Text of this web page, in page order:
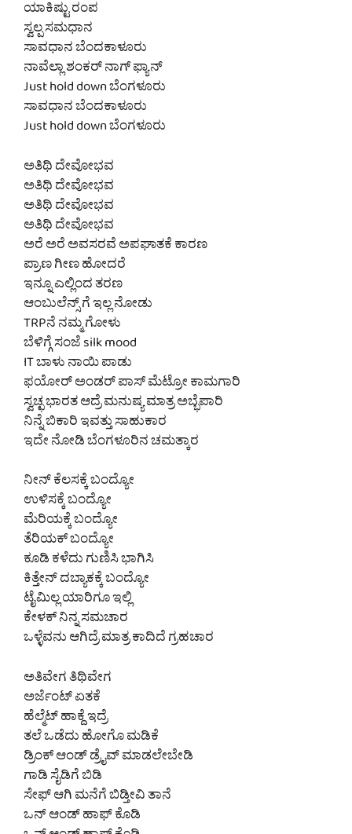
ಯಾಕಿಷ್ಟು ರಂಪ
ಸ್ವಲ್ಪ ಸಮಧಾನ
ಸಾವಧಾನ ಬೆಂದಕಾಳೂರು
ನಾವೆಲ್ಲಾ ಶಂಕರ್ ನಾಗ್ ಫ್ಯಾನ್
Just hold down ಬೆಂಗಳೂರು
ಸಾವಧಾನ ಬೆಂದಕಾಳೂರು
Just hold down ಬೆಂಗಳೂರು
ಅತಿಥಿ ದೇವೋಭವ
ಅತಿಥಿ ದೇವೋಭವ
ಅತಿಥಿ ದೇವೋಭವ
ಅತಿಥಿ ದೇವೋಭವ
ಅರೆ ಅರೆ ಅವಸರವೆ ಅಪಘಾತಕೆ ಕಾರಣ
ಪ್ರಾಣ ಗೀಣ ಹೋದರೆ
ಇನ್ನೂ ಎಲ್ಲಿಂದ ತರಣ
ಆಂಬುಲೆನ್ಸ್ ಗೆ ಇಲ್ಲ ನೋಡು
TRPನೆ ನಮ್ಮ ಗೋಳು
ಬೆಳಿಗ್ಗೆ ಸಂಜೆ silk mood
IT ಬಾಳು ನಾಯಿ ಪಾಡು
ಫಯೋರ್ ಅಂಡರ್ ಪಾಸ್ ಮೆಟ್ರೋ ಕಾಮಗಾರಿ
ಸ್ವಚ್ಛ ಭಾರತ ಆದ್ರೆ ಮನುಷ್ಯ ಮಾತ್ರ ಅಬ್ಭೆಪಾರಿ
ನಿನ್ನೆ ಬಿಕಾರಿ ಇವತ್ತು ಸಾಹುಕಾರ
ಇದೇ ನೋಡಿ ಬೆಂಗಳೂರಿನ ಚಮತ್ಕಾರ
ನೀನ್ ಕೆಲಸಕ್ಕೆ ಬಂದ್ಯೋ
ಉಳಿಸಕ್ಕೆ ಬಂದ್ಯೋ
ಮೆರಿಯಕ್ಕೆ ಬಂದ್ಯೋ
ತೆರಿಯಕ್ ಬಂದ್ಯೋ
ಕೂಡಿ ಕಳೆದು ಗುಣಿಸಿ ಭಾಗಿಸಿ
ಕಿತ್ತೇನ್ ದಬ್ಯಾಕಕ್ಕೆ ಬಂದ್ಯೋ
ಟೈಮಿಲ್ಲ ಯಾರಿಗೂ ಇಲ್ಲಿ
ಕೇಳಕ್ ನಿನ್ನ ಸಮಚಾರ
ಒಳ್ಳೆವನು ಆಗಿದ್ರೆ ಮಾತ್ರ ಕಾದಿದೆ ಗ್ರಹಚಾರ
ಅತಿವೇಗ ತಿಥಿವೇಗ
ಅರ್ಜೆಂಟ್ ಏತಕೆ
ಹೆಲ್ಮೆಟ್ ಹಾಕ್ದೆ ಇದ್ರೆ
ತಲೆ ಒಡೆದು ಹೋಗೊ ಮಡಿಕೆ
ಡ್ರಿಂಕ್ ಆಂಡ್ ಡ್ರೈವ್ ಮಾಡಲೇಬೇಡಿ
ಗಾಡಿ ಸೈಡಿಗೆ ಬಿಡಿ
ಸೇಫ್ ಆಗಿ ಮನೆಗೆ ಬಿಡ್ತೀವಿ ತಾನೆ
ಒನ್ ಆಂಡ್ ಹಾಫ್ ಕೊಡಿ